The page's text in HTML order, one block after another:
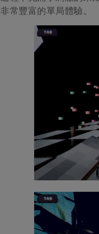
非常豐富的單局體驗。